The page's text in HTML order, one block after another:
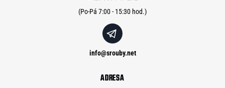
info@srouby.net
ADRESA